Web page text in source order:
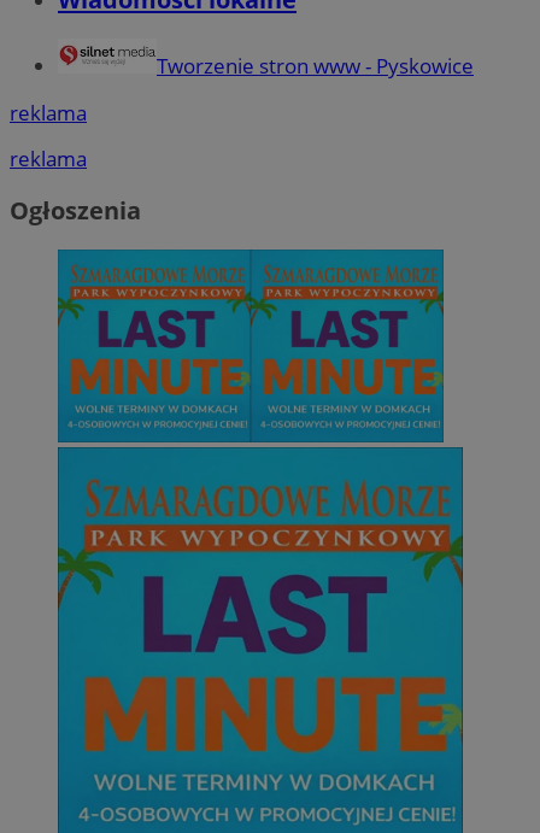
Tworzenie stron www - Pyskowice
reklama
reklama
Ogłoszenia